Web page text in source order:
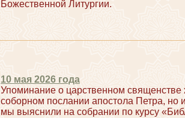
Божественной Литургии.
10 мая 2026 года
Упоминание о царственном священстве
соборном послании апостола Петра,
мы выяснили на собрании по курсу